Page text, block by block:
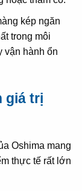
kép ngăn
trong môi
vận hành ổn
giá trị
Oshima mang
thực tế rất lớn